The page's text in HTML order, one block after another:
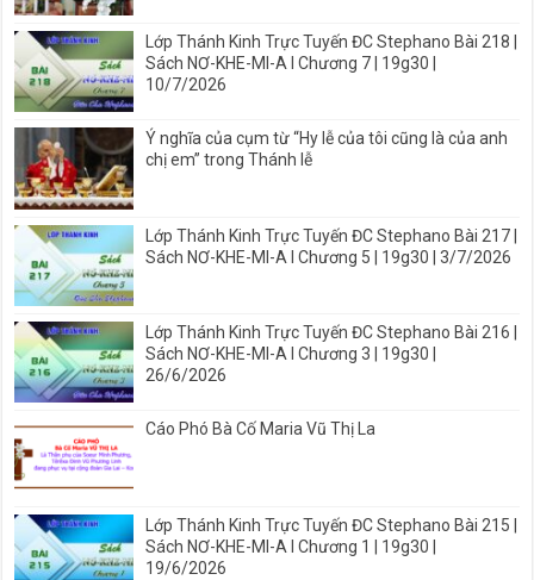
Lớp Thánh Kinh Trực Tuyến ĐC Stephano Bài 218 |
Sách NƠ-KHE-MI-A I Chương 7 | 19g30 |
10/7/2026
Ý nghĩa của cụm từ “Hy lễ của tôi cũng là của anh
chị em” trong Thánh lễ
Lớp Thánh Kinh Trực Tuyến ĐC Stephano Bài 217 |
Sách NƠ-KHE-MI-A I Chương 5 | 19g30 | 3/7/2026
Lớp Thánh Kinh Trực Tuyến ĐC Stephano Bài 216 |
Sách NƠ-KHE-MI-A I Chương 3 | 19g30 |
26/6/2026
Cáo Phó Bà Cố Maria Vũ Thị La
Lớp Thánh Kinh Trực Tuyến ĐC Stephano Bài 215 |
Sách NƠ-KHE-MI-A I Chương 1 | 19g30 |
19/6/2026